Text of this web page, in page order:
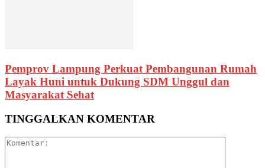
Pemprov Lampung Perkuat Pembangunan Rumah
Layak Huni untuk Dukung SDM Unggul dan
Masyarakat Sehat
TINGGALKAN KOMENTAR